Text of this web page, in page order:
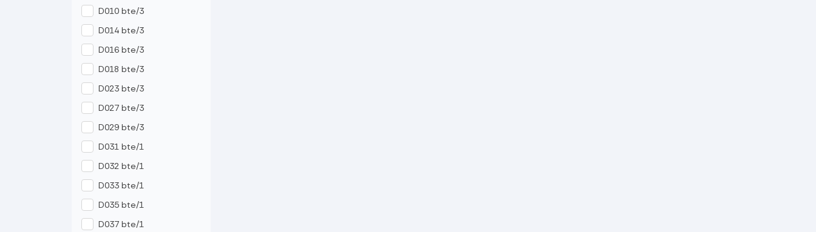
D010 bte/3
D014 bte/3
D016 bte/3
D018 bte/3
D023 bte/3
D027 bte/3
D029 bte/3
D031 bte/1
D032 bte/1
D033 bte/1
D035 bte/1
D037 bte/1